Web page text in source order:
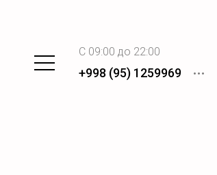
C 09:00 до 22:00
+998 (95) 1259969